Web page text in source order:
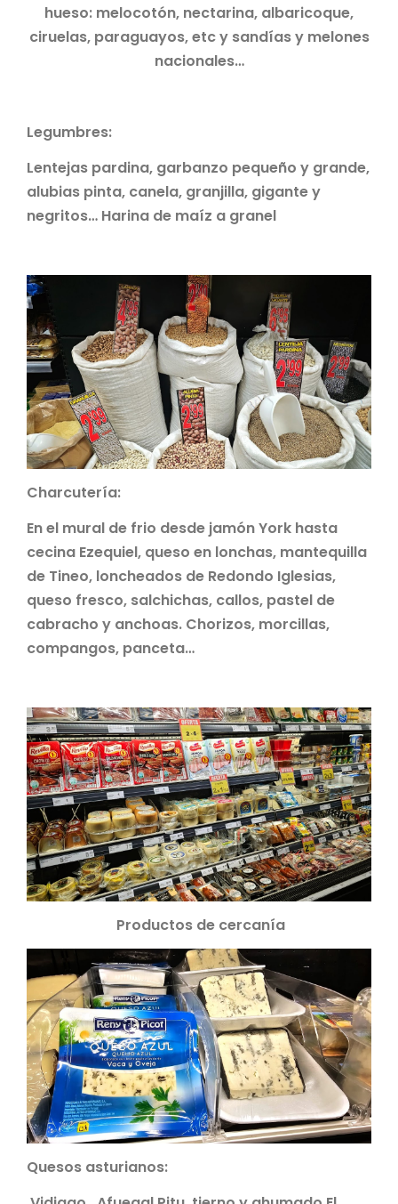
hueso: melocotón, nectarina, albaricoque,
ciruelas, paraguayos, etc y sandías y melones
nacionales…
Legumbres:
Lentejas pardina, garbanzo pequeño y grande,
alubias pinta, canela, granjilla, gigante y
negritos… Harina de maíz a granel
Charcutería:
En el mural de frio desde jamón York hasta
cecina Ezequiel, queso en lonchas, mantequilla
de Tineo, loncheados de Redondo Iglesias,
queso fresco, salchichas, callos, pastel de
cabracho y anchoas. Chorizos, morcillas,
compangos, panceta…
Productos de cercanía
Quesos asturianos: